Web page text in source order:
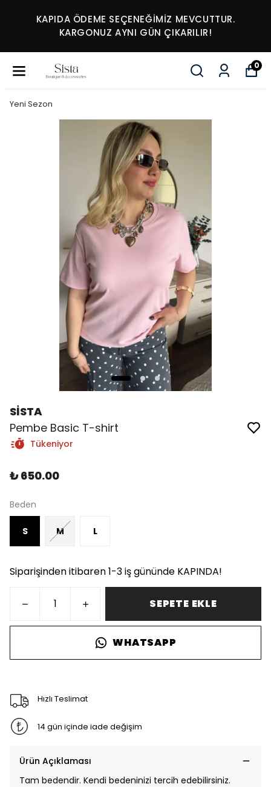
KAPIDA ÖDEME SEÇENEĞİMİZ MEVCUTTUR.
KARGONUZ AYNI GÜN ÇIKARILIR!
0
Yeni Sezon
SİSTA
Pembe Basic T-shirt
Tükeniyor
₺ 650.00
Beden
S M L
Siparişinden itibaren 1-3 iş gününde KAPINDA!
SEPETE EKLE
WHATSAPP
Hızlı Teslimat
14 gün içinde iade değişim
Ürün Açıklaması
Tam bedendir. Kendi bedeninizi tercih edebilirsiniz.